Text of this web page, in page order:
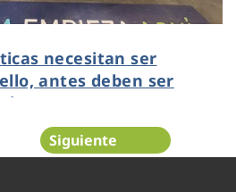
necesitan ser
antes deben ser
Siguiente